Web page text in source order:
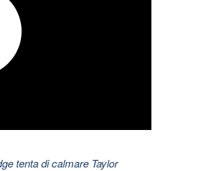
tenta di calmare Taylor